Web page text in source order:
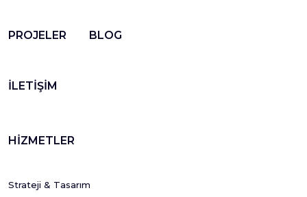
PROJELER BLOG
İLETİŞİM
HİZMETLER
Strateji & Tasarım